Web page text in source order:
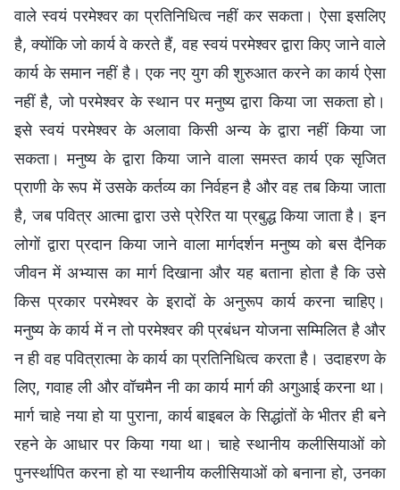
वाले स्वयं परमेश्वर का प्रतिनिधित्व नहीं कर सकता। ऐसा इसलिए
है, क्योंकि जो कार्य वे करते हैं, वह स्वयं परमेश्वर द्वारा किए जाने वाले
कार्य के समान नहीं है। एक नए युग की शुरुआत करने का कार्य ऐसा
नहीं है, जो परमेश्वर के स्थान पर मनुष्य द्वारा किया जा सकता हो।
इसे स्वयं परमेश्वर के अलावा किसी अन्य के द्वारा नहीं किया जा
सकता। मनुष्य के द्वारा किया जाने वाला समस्त कार्य एक सृजित
प्राणी के रूप में उसके कर्तव्य का निर्वहन है और वह तब किया जाता
है, जब पवित्र आत्मा द्वारा उसे प्रेरित या प्रबुद्ध किया जाता है। इन
लोगों द्वारा प्रदान किया जाने वाला मार्गदर्शन मनुष्य को बस दैनिक
जीवन में अभ्यास का मार्ग दिखाना और यह बताना होता है कि उसे
किस प्रकार परमेश्वर के इरादों के अनुरूप कार्य करना चाहिए।
मनुष्य के कार्य में न तो परमेश्वर की प्रबंधन योजना सम्मिलित है और
न ही वह पवित्रात्मा के कार्य का प्रतिनिधित्व करता है। उदाहरण के
लिए, गवाह ली और वॉचमैन नी का कार्य मार्ग की अगुआई करना था।
मार्ग चाहे नया हो या पुराना, कार्य बाइबल के सिद्धांतों के भीतर ही बने
रहने के आधार पर किया गया था। चाहे स्थानीय कलीसियाओं को
पुनर्स्थापित करना हो या स्थानीय कलीसियाओं को बनाना हो, उनका